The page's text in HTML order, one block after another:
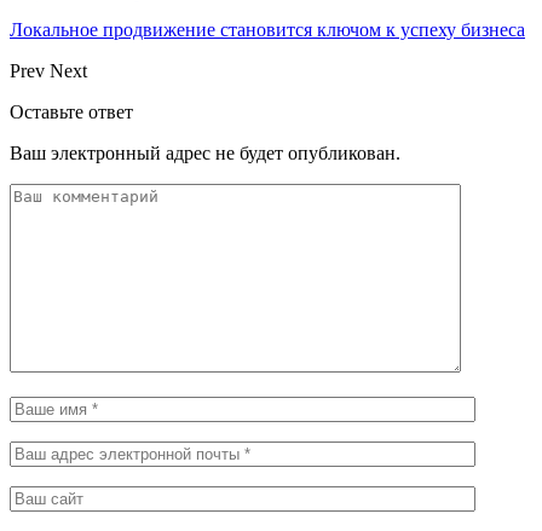
Локальное продвижение становится ключом к успеху бизнеса
Prev Next
Оставьте ответ
Ваш электронный адрес не будет опубликован.